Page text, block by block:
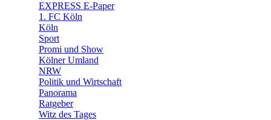
EXPRESS E-Paper
1. FC Köln
Köln
Sport
Promi und Show
Kölner Umland
NRW
Politik und Wirtschaft
Panorama
Ratgeber
Witz des Tages